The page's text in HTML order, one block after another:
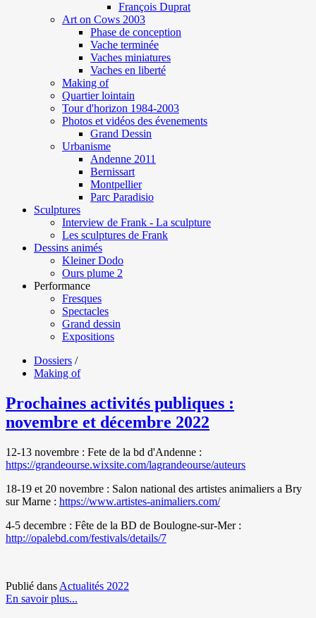
François Duprat
Art on Cows 2003
Phase de conception
Vache terminée
Vaches miniatures
Vaches en liberté
Making of
Quartier lointain
Tour d'horizon 1984-2003
Photos et vidéos des évenements
Grand Dessin
Urbanisme
Andenne 2011
Bernissart
Montpellier
Parc Paradisio
Sculptures
Interview de Frank - La sculpture
Les sculptures de Frank
Dessins animés
Kleiner Dodo
Ours plume 2
Performance
Fresques
Spectacles
Grand dessin
Expositions
Dossiers /
Making of
Prochaines activités publiques :
novembre et décembre 2022
12-13 novembre : Fete de la bd d'Andenne :
https://grandeourse.wixsite.com/lagrandeourse/auteurs
18-19 et 20 novembre : Salon national des artistes animaliers a Bry
sur Marne : https://www.artistes-animaliers.com/
4-5 decembre : Fête de la BD de Boulogne-sur-Mer :
http://opalebd.com/festivals/details/7
Publié dans Actualités 2022
En savoir plus...